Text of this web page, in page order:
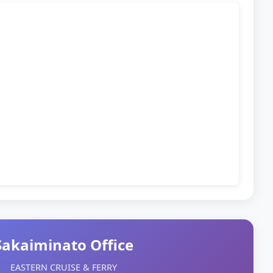
Office
EASTERN CRUISE & FERRY